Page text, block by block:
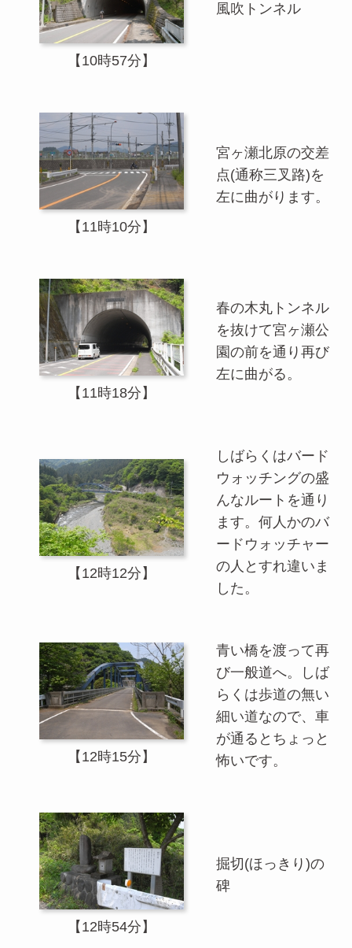
【10時57分】
風吹トンネル
【11時10分】
宮ヶ瀬北原の交差
点(通称三叉路)を
左に曲がります。
【11時18分】
春の木丸トンネル
を抜けて宮ヶ瀬公
園の前を通り再び
左に曲がる。
【12時12分】
しばらくはバード
ウォッチングの盛
んなルートを通り
ます。何人かのバ
ードウォッチャー
の人とすれ違いま
した。
【12時15分】
青い橋を渡って再
び一般道へ。しば
らくは歩道の無い
細い道なので、車
が通るとちょっと
怖いです。
【12時54分】
掘切(ほっきり)の
碑